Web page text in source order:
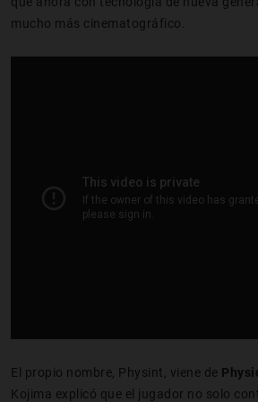
mucho más cinematográfico.
El propio nombre, Physint, viene de
Kojima explicó que el jugador no solo